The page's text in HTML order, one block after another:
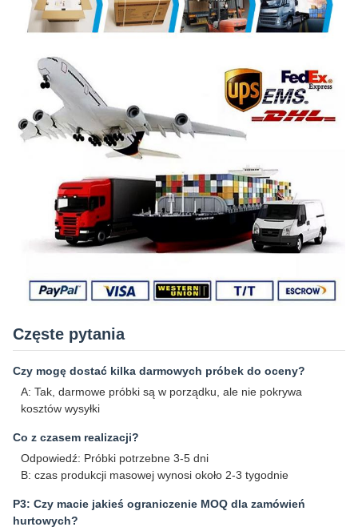
Częste pytania
Czy mogę dostać kilka darmowych próbek do oceny?
A: Tak, darmowe próbki są w porządku, ale nie pokrywa
kosztów wysyłki
Co z czasem realizacji?
Odpowiedź: Próbki potrzebne 3-5 dni
B: czas produkcji masowej wynosi około 2-3 tygodnie
P3: Czy macie jakieś ograniczenie MOQ dla zamówień
hurtowych?